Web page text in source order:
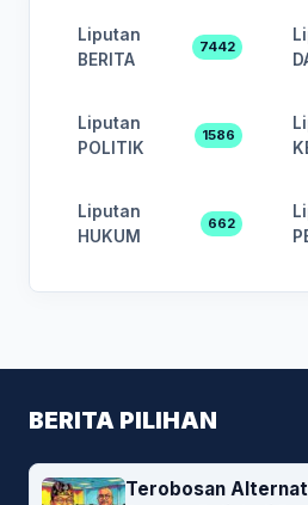
Liputan
BERITA
7442
Liputan
POLITIK
1586
Liputan
HUKUM
662
BERITA PILIHAN
Terobosan